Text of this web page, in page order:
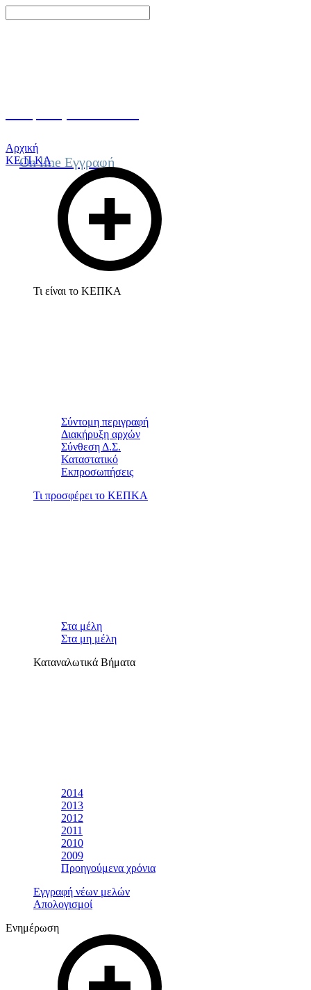
On line Εγγραφή
Αρχική
ΚΕ.Π.ΚΑ
Τι είναι το ΚΕΠΚΑ
Σύντομη περιγραφή
Διακήρυξη αρχών
Σύνθεση Δ.Σ.
Καταστατικό
Εκπροσωπήσεις
Τι προσφέρει το ΚΕΠΚΑ
Στα μέλη
Στα μη μέλη
Καταναλωτικά Βήματα
2014
2013
2012
2011
2010
2009
Προηγούμενα χρόνια
Εγγραφή νέων μελών
Απολογισμοί
Ενημέρωση